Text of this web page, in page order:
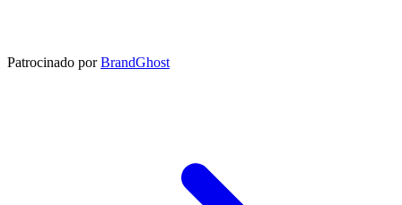
Patrocinado por BrandGhost